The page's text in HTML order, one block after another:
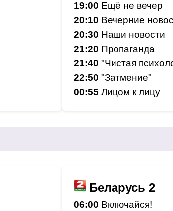
19:00 Ещё не вечер
20:10 Вечерние
20:30 Наши новости
21:20 Пропаганда
21:40 "Чистая
22:50 "Затмение"
00:55 Лицом к лицу
Беларусь 2
06:00 Включайся!